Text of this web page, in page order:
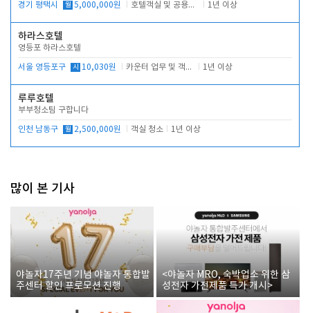
경기 평택시 월 5,000,000원 호텔객실 및 공용시설 청소 관리 1년 이상
하라스호텔
영등포 하라스호텔
서울 영등포구 시 10,030원 카운터 업무 및 객실관리(청소상태 확인, 객실판매) 1년 이상
루루호텔
부부청소팀 구합니다
인천 남동구 월 2,500,000원 객실 청소 1년 이상
많이 본 기사
야놀자17주년 기념 야놀자 통합발
주센터 할인 프로모션 진행
<야놀자 MRO, 숙박업소 위한 삼
성전자 가전제품 특가 개시>